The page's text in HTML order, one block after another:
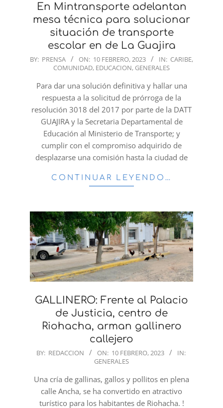
En Mintransporte adelantan
mesa técnica para solucionar
situación de transporte
escolar en de La Guajira
2023-
10
BY: PRENSA ON: 10 FEBRERO, 2023 IN: CARIBE,
COMUNIDAD, EDUCACION, GENERALES
Para dar una solución definitiva y hallar una
respuesta a la solicitud de prórroga de la
resolución 3018 del 2017 por parte de la DATT
GUAJIRA y la Secretaria Departamental de
Educación al Ministerio de Transporte; y
cumplir con el compromiso adquirido de
desplazarse una comisión hasta la ciudad de
CONTINUAR LEYENDO…
GALLINERO: Frente al Palacio
de Justicia, centro de
Riohacha, arman gallinero
callejero
2023-
10
BY: REDACCION ON: 10 FEBRERO, 2023
IN:
GENERALES
Una cría de gallinas, gallos y pollitos en plena
calle Ancha, se ha convertido en atractivo
turístico para los habitantes de Riohacha. !